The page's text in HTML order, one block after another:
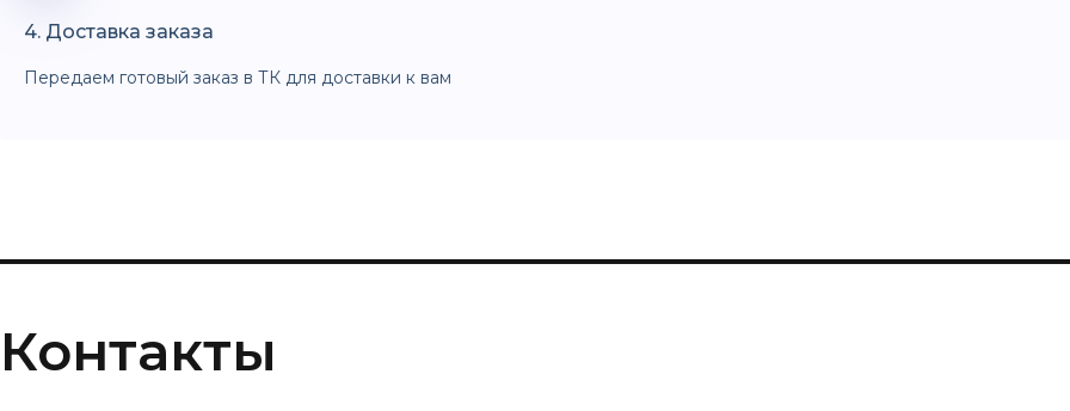
4. Доставка заказа
Передаем готовый заказ в ТК для доставки к вам
Контакты